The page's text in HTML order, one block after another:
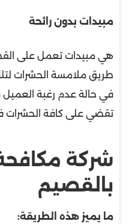
مبيدات بدون رائحة
هي مبيدات تعمل على
طريق ملامسة الحشرات
في حالة عدم رغبة العميل
تقضي على كافة الحشرات
شركة
بالقصيم
ما يميز هذه الطريقة: